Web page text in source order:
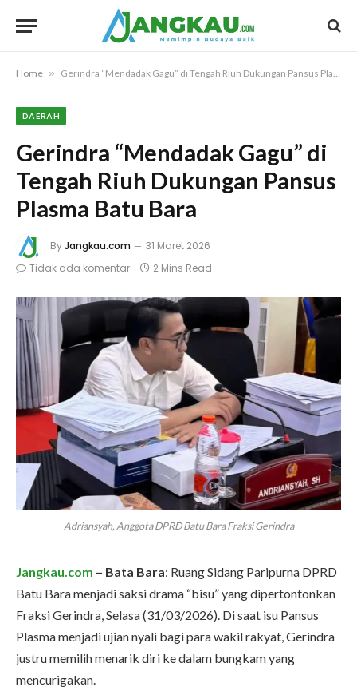
Home » Gerindra “Mendadak Gagu” di Tengah Riuh Dukungan Pansus Plasma Batu Bara
DAERAH
Gerindra “Mendadak Gagu” di
Tengah Riuh Dukungan Pansus
Plasma Batu Bara
ByJangkau.com
31 Maret 2026
Tidak ada komentar
2 Mins Read
Adriansyah, Anggota DPRD Batu Bara Fraksi Gerindra
Jangkau.com – Bata Bara: Ruang Sidang Paripurna DPRD
Batu Bara menjadi saksi drama “bisu” yang dipertontonkan
Fraksi Gerindra, Selasa (31/03/2026). Di saat isu Pansus
Plasma menjadi ujian nyali bagi para wakil rakyat, Gerindra
justru memilih menarik diri ke dalam bungkam yang
mencurigakan.